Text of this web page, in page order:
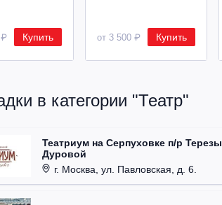
₽ Купить от 3 500 ₽ Купить
в категории "Театр"
Театриум на Серпуховке п/р Терезы
Дуровой
г. Москва, ул. Павловская, д. 6.